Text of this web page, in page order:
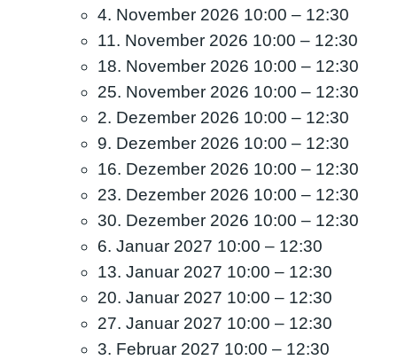
4. November 2026 10:00 – 12:30
11. November 2026 10:00 – 12:30
18. November 2026 10:00 – 12:30
25. November 2026 10:00 – 12:30
2. Dezember 2026 10:00 – 12:30
9. Dezember 2026 10:00 – 12:30
16. Dezember 2026 10:00 – 12:30
23. Dezember 2026 10:00 – 12:30
30. Dezember 2026 10:00 – 12:30
6. Januar 2027 10:00 – 12:30
13. Januar 2027 10:00 – 12:30
20. Januar 2027 10:00 – 12:30
27. Januar 2027 10:00 – 12:30
3. Februar 2027 10:00 – 12:30